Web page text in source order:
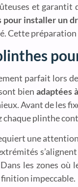
et
pour installer un
Cette préparation
parfait lors
bien adaptées
Avant de les
chaque plinthe
une
Dans les zones
impeccable.